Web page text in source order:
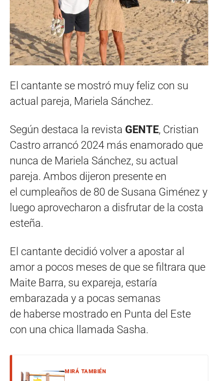
El cantante se mostró muy feliz con su
actual pareja, Mariela Sánchez.
Según destaca la revista GENTE, Cristian
Castro arrancó 2024 más enamorado que
nunca de Mariela Sánchez, su actual
pareja. Ambos dijeron presente en
el cumpleaños de 80 de Susana Giménez y
luego aprovecharon a disfrutar de la costa
esteña.
El cantante decidió volver a apostar al
amor a pocos meses de que se filtrara que
Maite Barra, su expareja, estaría
embarazada y a pocas semanas
de haberse mostrado en Punta del Este
con una chica llamada Sasha.
MIRÁ TAMBIÉN